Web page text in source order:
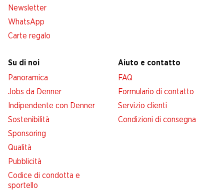
Newsletter
WhatsApp
Carte regalo
Su di noi
Panoramica
Jobs da Denner
Indipendente con Denner
Sostenibilità
Sponsoring
Qualità
Pubblicità
Codice di condotta e
sportello
Aiuto e contatto
FAQ
Formulario di contatto
Servizio clienti
Condizioni di consegna